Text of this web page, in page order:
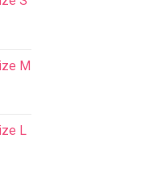
M
L